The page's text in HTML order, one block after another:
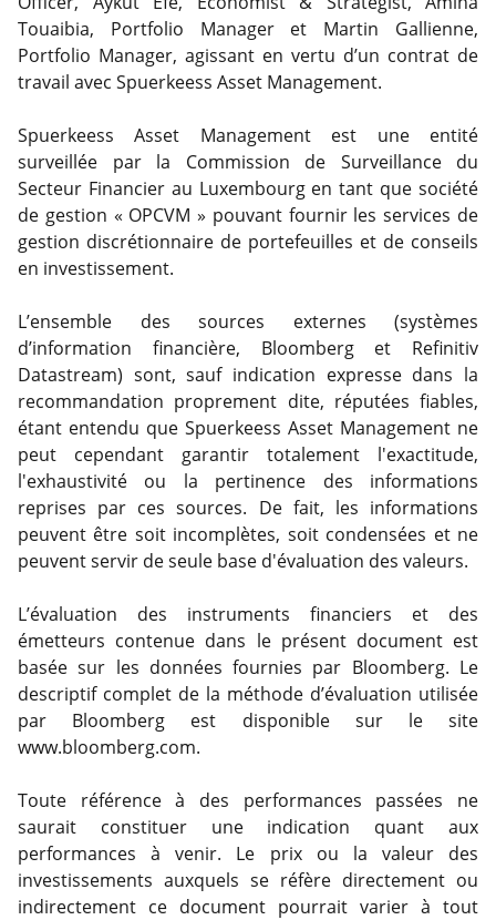
Touaibia, Portfolio Manager et Martin Gallienne,
Portfolio Manager, agissant en vertu d’un contrat de
travail avec Spuerkeess Asset Management.
Spuerkeess Asset Management est une entité
surveillée par la Commission de Surveillance du
Secteur Financier au Luxembourg en tant que société
de gestion « OPCVM » pouvant fournir les services de
gestion discrétionnaire de portefeuilles et de conseils
en investissement.
L’ensemble des sources externes (systèmes
d’information financière, Bloomberg et Refinitiv
Datastream) sont, sauf indication expresse dans la
recommandation proprement dite, réputées fiables,
étant entendu que Spuerkeess Asset Management ne
peut cependant garantir totalement l'exactitude,
l'exhaustivité ou la pertinence des informations
reprises par ces sources. De fait, les informations
peuvent être soit incomplètes, soit condensées et ne
peuvent servir de seule base d'évaluation des valeurs.
L’évaluation des instruments financiers et des
émetteurs contenue dans le présent document est
basée sur les données fournies par Bloomberg. Le
descriptif complet de la méthode d’évaluation utilisée
par Bloomberg est disponible sur le site
www.bloomberg.com.
Toute référence à des performances passées ne
saurait constituer une indication quant aux
performances à venir. Le prix ou la valeur des
investissements auxquels se réfère directement ou
indirectement ce document pourrait varier à tout